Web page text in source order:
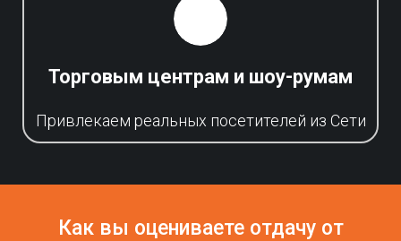
Торговым центрам и шоу-румам
Привлекаем реальных посетителей из Сети
Как вы оцениваете отдачу от